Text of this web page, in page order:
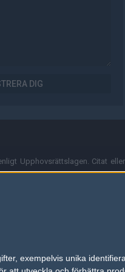
exempelvis unika
DIG
Upphovsrättslagen. Citat
skribent och överensstämmer
sajten kan du skicka iväg ett
information så som t.ex.
kan du stänga av cookies